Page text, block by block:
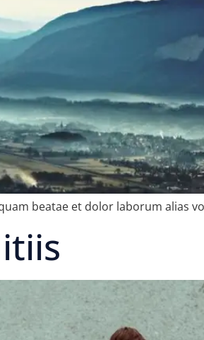
beatae et dolor laborum alias